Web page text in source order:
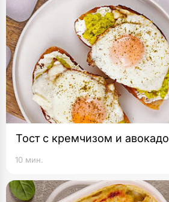
Тост с кремчизом и авокадо
10 мин.